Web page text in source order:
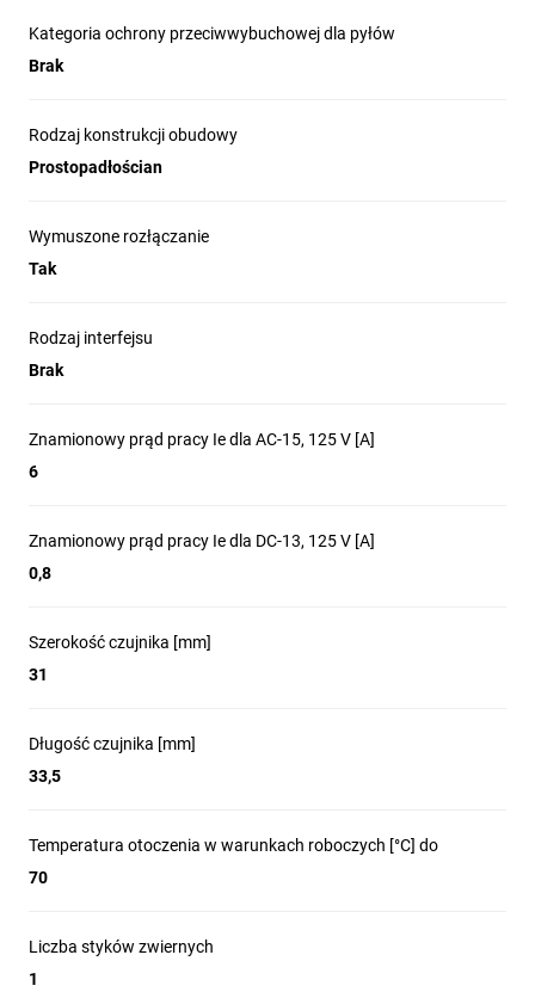
obiektu w systemie.
Wysoki
ochrony:
IP66, IP67
Regulowany
(LSE)
wewnętrznych
i niezawodne
do automatyki
(IP66/IP67) oraz odporność na
Kategoria ochrony przeciwwybuchowej dla pyłów
Brak
Rodzaj konstrukcji obudowy
Prostopadłościan
Wymuszone rozłączanie
Tak
Rodzaj interfejsu
Brak
Znamionowy prąd pracy Ie dla AC-15, 125 V [A]
6
Znamionowy prąd pracy Ie dla DC-13, 125 V [A]
0,8
Szerokość czujnika [mm]
31
Długość czujnika [mm]
33,5
Temperatura otoczenia w warunkach roboczych [°C] do
70
Liczba styków zwiernych
1